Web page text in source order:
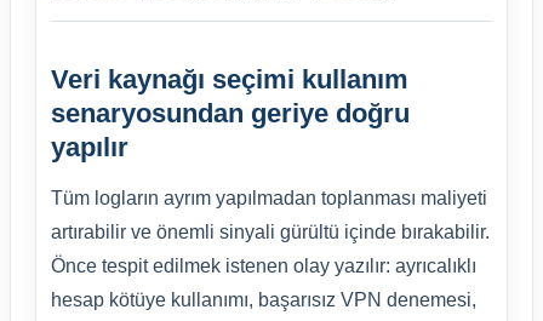
Veri kaynağı seçimi kullanım
senaryosundan geriye doğru
yapılır
Tüm logların ayrım yapılmadan toplanması maliyeti
artırabilir ve önemli sinyali gürültü içinde bırakabilir.
Önce tespit edilmek istenen olay yazılır: ayrıcalıklı
hesap kötüye kullanımı, başarısız VPN denemesi,